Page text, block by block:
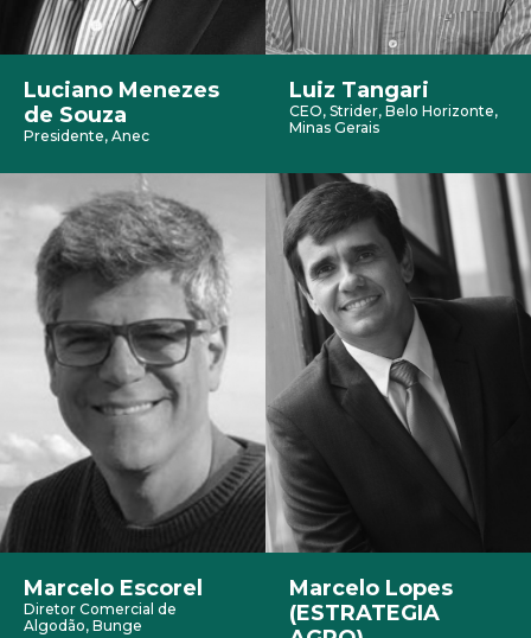
Luciano Menezes
de Souza
Presidente, Anec
Luiz Tangari
CEO, Strider, Belo Horizonte,
Minas Gerais
Marcelo Escorel
Diretor Comercial de
Algodão, Bunge
Marcelo Lopes
(ESTRATEGIA